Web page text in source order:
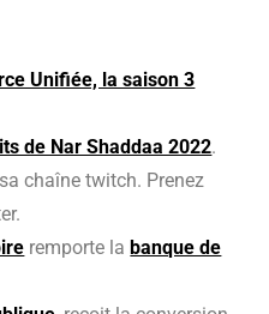
Unifiée, la saison 3
de Nar Shaddaa 2022.
chaîne twitch. Prenez
remporte labanque de